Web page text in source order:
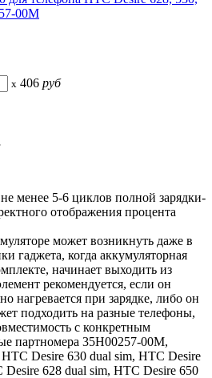
x 406 руб
менее 5-6 циклов полной зарядки-
отображения процента
может возникнуть даже в
гаджета, когда аккумуляторная
начинает выходить из
рекомендуется, если он
нагревается при зарядке, либо он
подходить на разные телефоны,
с конкретным
партномера 35H00257-00M,
Desire 630 dual sim, HTC Desire
628 dual sim, HTC Desire 650